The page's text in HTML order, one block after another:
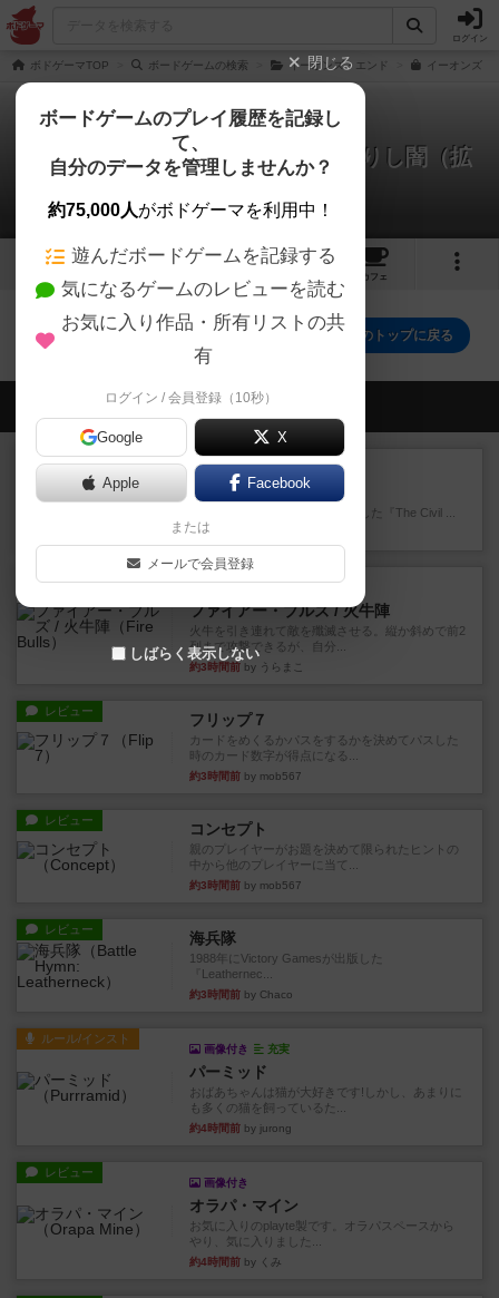
ログイン
ボドゲーマTOP ボードゲームの検索 イーオンズ・エンド イーオンズ・
イーオンズ・エンド：外より来たりし闇（拡
張）
0件のリプレイ日記
1 5
カフェ
イーオンズ・エンド：外より来たりし闇（拡張）のトップに戻る
会員の新しい投稿
レビュー
南北戦争
1983年にVictory Gamesが出版した『The Civil ...
44分前
ファイアー・ブルズ / 火牛陣
火牛を引き連れて敵を殲滅させる。縦か斜めで前2
列まで攻撃できるが、自分...
約3時間前 by うらまこ
レビュー フリップ７
カードをめくるかパスをするかを決めてパスした
時のカード数字が得点になる...
約3時間前 by mob567
レビュー コンセプト
親のプレイヤーがお題を決めて限られたヒントの
中から他のプレイヤーに当て...
約3時間前 by mob567
レビュー 海兵隊
1988年にVictory Gamesが出版した
『Leathernec...
約3時間前 by Chaco
ルール/インスト
画像付き 充実
パーミッド
おばあちゃんは猫が大好きです!しかし、あまりに
も多くの猫を飼っているた...
約4時間前 by jurong
レビュー
画像付き
オラパ・マイン
お気に入りのplayte製です。オラパスペースから
やり、気に入りました...
約4時間前 by くみ
閉じる
ボードゲームのプレイ履歴を記録し
て、
自分のデータを管理しませんか？
約75,000人がボドゲーマを利用中！
遊んだボードゲームを記録する
気になるゲームのレビューを読む
お気に入り作品・所有リストの共
有
ログイン / 会員登録（10秒）
Google X
Apple Facebook
または
メールで会員登録
しばらく表示しない